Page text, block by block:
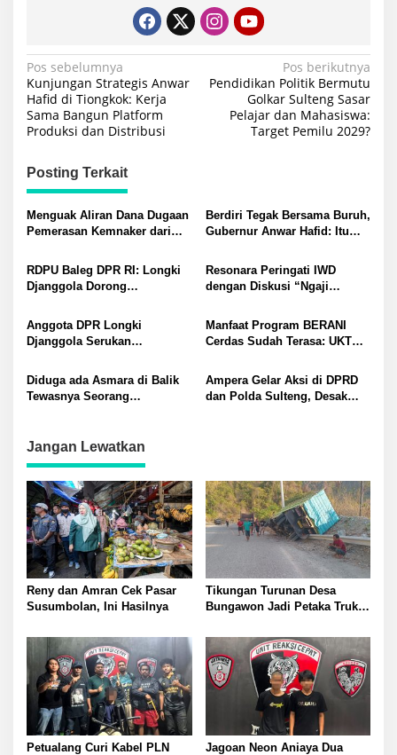
Navigasi
pos
Pos sebelumnya
Kunjungan Strategis Anwar
Hafid di Tiongkok: Kerja
Sama Bangun Platform
Produksi dan Distribusi
Pos berikutnya
Pendidikan Politik Bermutu
Golkar Sulteng Sasar
Pelajar dan Mahasiswa:
Target Pemilu 2029?
Posting Terkait
Menguak Aliran Dana Dugaan
Pemerasan Kemnaker dari
Musik Bupati Buol: KPK
Jangan Tebang Pilih
Berdiri Tegak Bersama Buruh,
Gubernur Anwar Hafid: Itu
RDPU Baleg DPR RI: Longki
Djanggola Dorong
Data Indonesia
Resonara Peringati IWD
dengan Diskusi “Ngaji
Ruang Publik dan Tantangan
Perempuan
Anggota DPR Longki
Djanggola Serukan
Empat Pilar Hadapi
Tantangan Era Digital
Manfaat Program BERANI
Cerdas Sudah Terasa: UKT
Dieksekusi
Diduga ada Asmara di Balik
Tewasnya Seorang
Ampera Gelar Aksi di DPRD
dan Polda Sulteng, Desak
Jangan Lewatkan
Reny dan Amran Cek Pasar
Susumbolan, Ini Hasilnya
Tikungan Turunan Desa
Bungawon Jadi Petaka Truk
Terperosok dan Rusak Berat
Petualang Curi Kabel PLN
Jagoan Neon Aniaya Dua